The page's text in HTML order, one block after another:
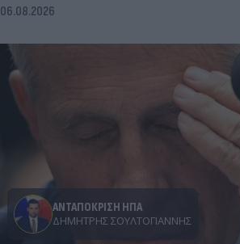
06.08.2026
ΑΝΤΑΠΟΚΡΙΣΗ ΗΠΑ
ΔΗΜΉΤΡΗΣ ΣΟΥΛΤΟΓΙΆΝΝΗΣ